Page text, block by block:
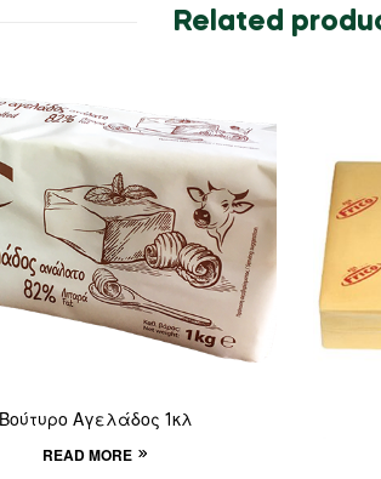
Related
Βούτυρο Αγελάδος 1κλ
READ MORE